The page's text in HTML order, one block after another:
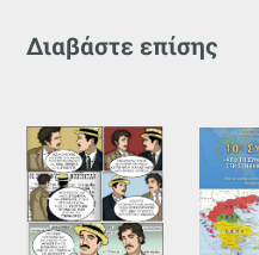
Διαβάστε επίσης